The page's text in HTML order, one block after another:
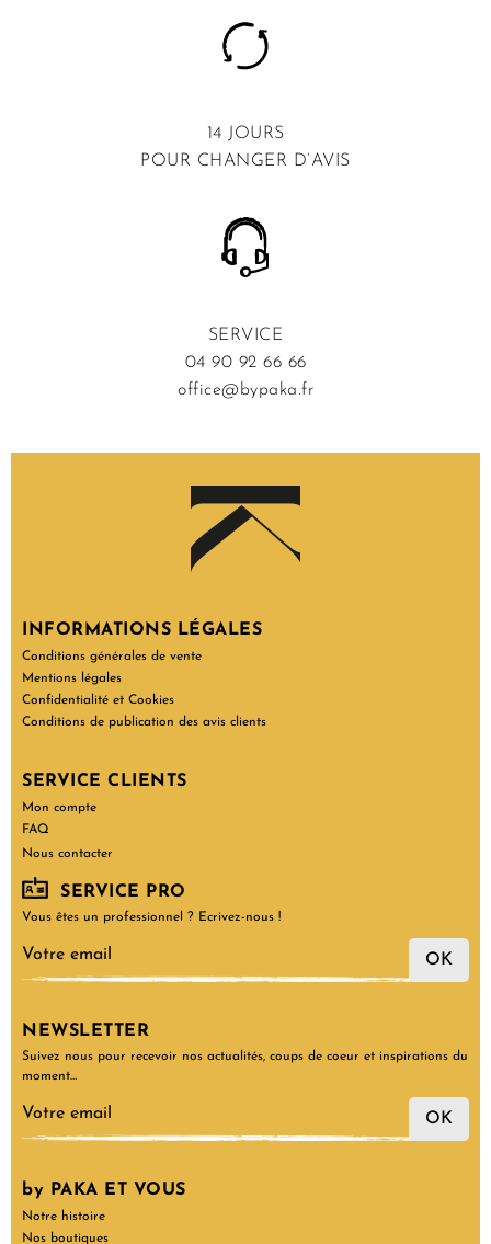
14 JOURS
POUR CHANGER D’AVIS
SERVICE
04 90 92 66 66
office@bypaka.fr
INFORMATIONS LÉGALES
Conditions générales de vente
Mentions légales
Confidentialité et Cookies
Conditions de publication des avis clients
SERVICE CLIENTS
Mon compte
FAQ
Nous contacter
SERVICE PRO
Vous êtes un professionnel ? Ecrivez-nous !
OK
NEWSLETTER
Suivez nous pour recevoir nos actualités, coups de coeur et inspirations du
moment…
OK
by PAKA ET VOUS
Notre histoire
Nos boutiques